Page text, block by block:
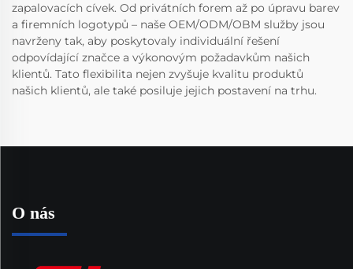
zapalovacích cívek. Od privátních forem až po úpravu barev
a firemních logotypů – naše OEM/ODM/OBM služby jsou
navrženy tak, aby poskytovaly individuální řešení
odpovídající značce a výkonovým požadavkům našich
klientů. Tato flexibilita nejen zvyšuje kvalitu produktů
našich klientů, ale také posiluje jejich postavení na trhu.
O nás